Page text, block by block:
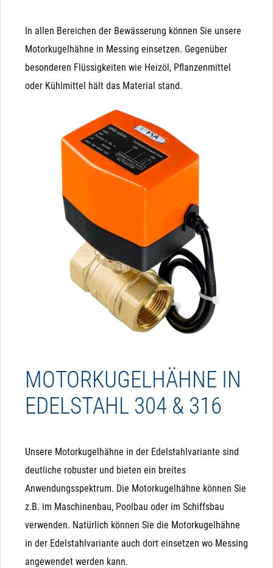
In allen Bereichen der Bewässerung können Sie unsere
Motorkugelhähne in Messing einsetzen. Gegenüber
besonderen Flüssigkeiten wie Heizöl, Pflanzenmittel
oder Kühlmittel hält das Material stand.
MOTORKUGELHÄHNE IN
EDELSTAHL 304 & 316
Unsere Motorkugelhähne in der Edelstahlvariante sind
deutliche robuster und bieten ein breites
Anwendungsspektrum. Die Motorkugelhähne können Sie
z.B. im Maschinenbau, Poolbau oder im Schiffsbau
verwenden. Natürlich können Sie die Motorkugelhähne
in der Edelstahlvariante auch dort einsetzen wo Messing
angewendet werden kann.